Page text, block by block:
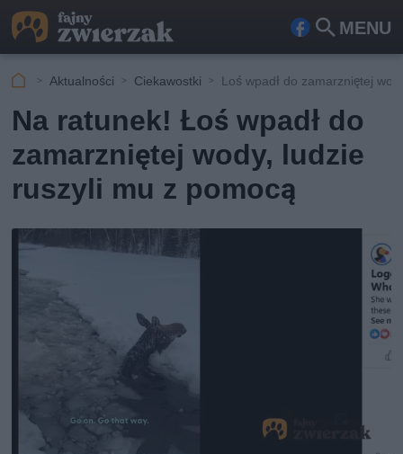
MENU
Fa
ook
Szu
Aktualności Ciekawostki Loś wpadł do zamarzniętej
Na ratunek! Łoś wpadł do
zamarzniętej wody, ludzie
ruszyli mu z pomocą